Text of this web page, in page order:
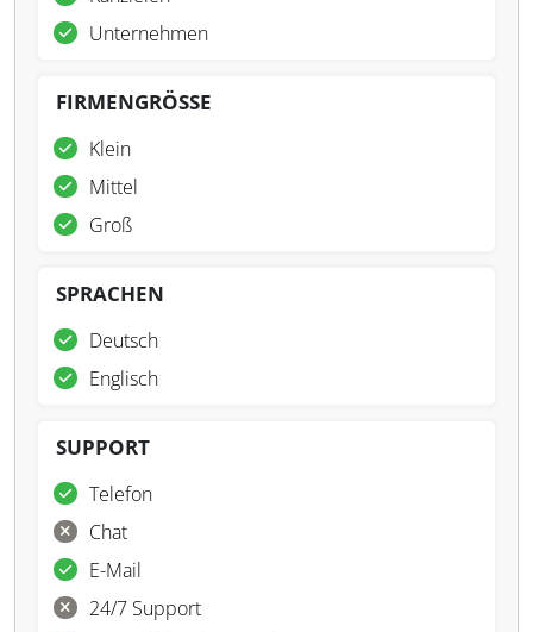
Unternehmen
FIRMENGRÖSSE
Klein
Mittel
Groß
SPRACHEN
Deutsch
Englisch
SUPPORT
Telefon
Chat
E-Mail
24/7 Support